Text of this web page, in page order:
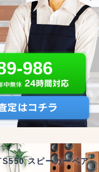
986
スピーカーペア